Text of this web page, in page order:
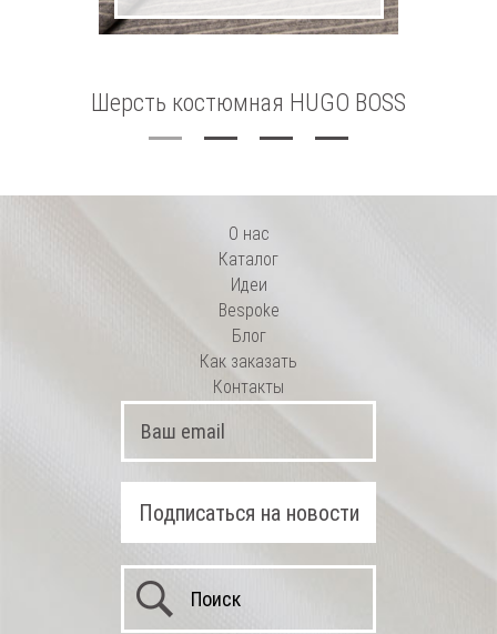
Шерсть костюмная HUGO BOSS
О нас
Каталог
Идеи
Bespoke
Блог
Как заказать
Контакты